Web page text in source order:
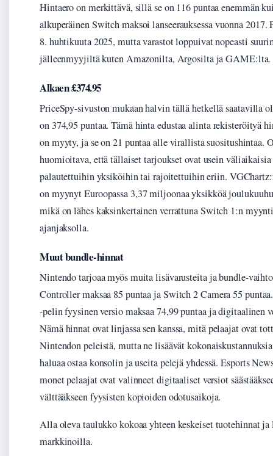
Hintaero on merkittävä, sillä se on 116 puntaa enemmän
alkuperäinen Switch maksoi lanseerauksessa vuonna
8. huhtikuuta 2025, mutta varastot loppuivat nopeasti
jälleenmyyjiltä kuten Amazonilta, Argosilta ja GAME:lta.
Alkaen £374.95
PriceSpy-sivuston mukaan halvin tällä hetkellä saatavilla
on 374,95 puntaa. Tämä hinta edustaa alinta rekisteröityä
on myyty, ja se on 21 puntaa alle virallista suositushintaa.
huomioitava, että tällaiset tarjoukset ovat usein
palautettuihin yksiköihin tai rajoitettuihin eriin.
on myynyt Euroopassa 3,37 miljoonaa yksikköä
mikä on lähes kaksinkertainen verrattuna Switch 1:n
ajanjaksolla.
Muut bundle-hinnat
Nintendo tarjoaa myös muita lisävarusteita ja bundle-
Controller maksaa 85 puntaa ja Switch 2 Camera 55
-pelin fyysinen versio maksaa 74,99 puntaa ja digitaalinen
Nämä hinnat ovat linjassa sen kanssa, mitä pelaajat ovat
Nintendon peleistä, mutta ne lisäävät
haluaa ostaa konsolin ja useita pelejä yhdessä. Esports
monet pelaajat ovat valinneet digitaaliset versiot
välttääkseen fyysisten kopioiden odotusaikoja.
Alla oleva taulukko kokoaa yhteen keskeiset tuotehinnat
markkinoilla.